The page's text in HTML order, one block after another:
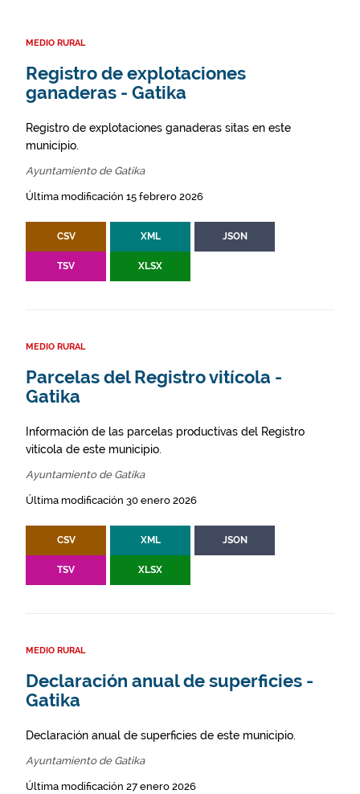
MEDIO RURAL
Registro de explotaciones
ganaderas - Gatika
Registro de explotaciones ganaderas sitas en este
municipio.
Ayuntamiento de Gatika
Última modificación 15 febrero 2026
CSV XML JSON
TSV XLSX
MEDIO RURAL
Parcelas del Registro vitícola -
Gatika
Información de las parcelas productivas del Registro
vitícola de este municipio.
Ayuntamiento de Gatika
Última modificación 30 enero 2026
CSV XML JSON
TSV XLSX
MEDIO RURAL
Declaración anual de superficies -
Gatika
Declaración anual de superficies de este municipio.
Ayuntamiento de Gatika
Última modificación 27 enero 2026